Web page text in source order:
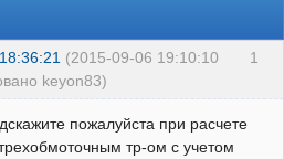
1
(2015-09-06 19:10:10
keyon83)
пожалуйста при расчете
тр-ом с учетом